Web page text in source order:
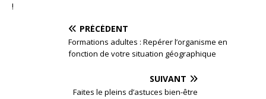
!
PRÉCÉDENT
Formations adultes : Repérer l’organisme en
fonction de votre situation géographique
SUIVANT
Faites le pleins d’astuces bien-être